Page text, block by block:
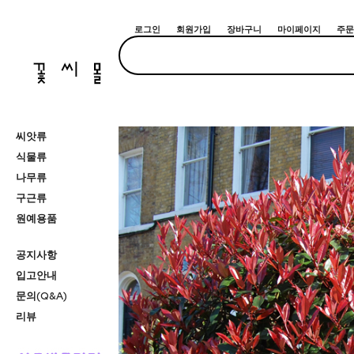
로그인 회원가입 장바구니 마이페이지 주
씨앗류
식물류
나무류
구근류
원예용품
공지사항
입고안내
문의(Q&A)
리뷰